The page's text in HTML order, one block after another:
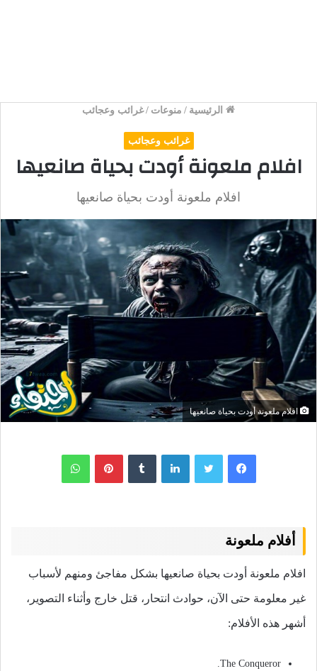
الرئيسية / منوعات / غرائب وعجائب
غرائب وعجائب
افلام ملعونة أودت بحياة صانعيها
افلام ملعونة أودت بحياة صانعيها
افلام ملعونة أودت بحياة صانعيها
لينكدإن ‏Tumblr بينتيريستواتساب
أفلام ملعونة
افلام ملعونة أودت بحياة صانعيها بشكل مفاجئ ومنهم لأسباب
غير معلومة حتى الآن، حوادث انتحار، قتل خارج وأثناء التصوير،
أشهر هذه الأفلام:
The Conqueror.